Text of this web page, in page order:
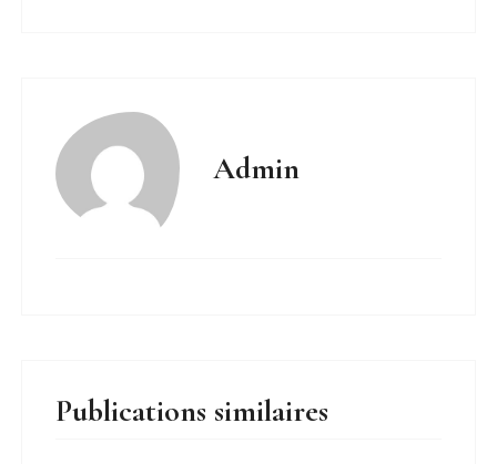
Admin
Publications similaires